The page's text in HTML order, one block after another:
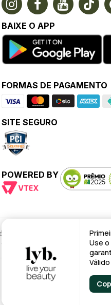
BAIXE O APP
FORMAS DE PAGAMENTO
SITE SEGURO
POWERED BY
43.008.535/0001-11
Use o